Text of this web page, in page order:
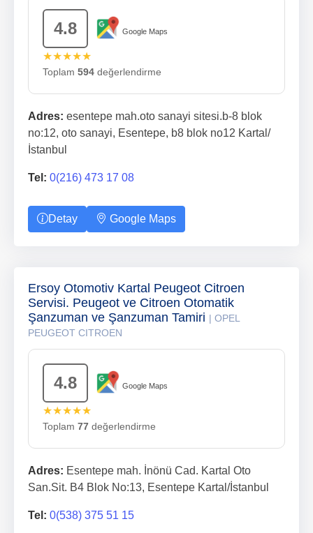
4.8 Google Maps
★★★★★
Toplam 594 değerlendirme
Adres: esentepe mah.oto sanayi sitesi.b-8 blok
no:12, oto sanayi, Esentepe, b8 blok no12 Kartal/
İstanbul
Tel: 0(216) 473 17 08
Detay Google Maps
Ersoy Otomotiv Kartal Peugeot Citroen
Servisi. Peugeot ve Citroen Otomatik
Şanzuman ve Şanzuman Tamiri | OPEL
PEUGEOT CITROEN
4.8 Google Maps
★★★★★
Toplam 77 değerlendirme
Adres: Esentepe mah. İnönü Cad. Kartal Oto
San.Sit. B4 Blok No:13, Esentepe Kartal/İstanbul
Tel: 0(538) 375 51 15